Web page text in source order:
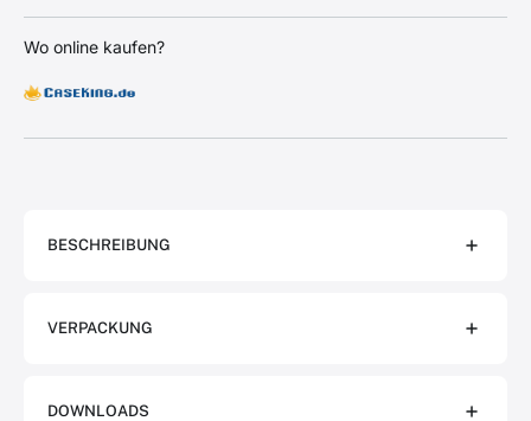
Wo online kaufen?
BESCHREIBUNG
VERPACKUNG
DOWNLOADS